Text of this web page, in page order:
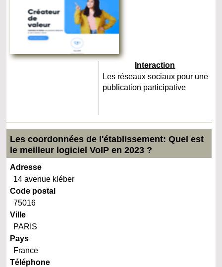
Interaction
Les réseaux sociaux pour une
publication participative
Les coordonnées de l'établissement: Quel est
le meilleur logiciel VoIP en 2023 ?
Adresse
14 avenue kléber
Code postal
75016
Ville
PARIS
Pays
France
Téléphone